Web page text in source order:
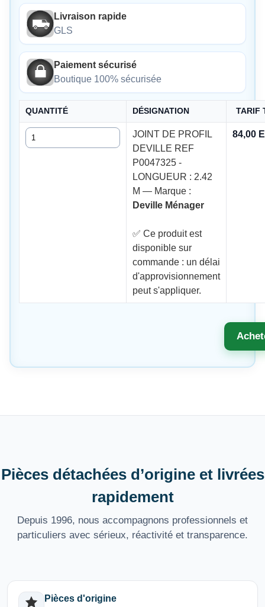
Livraison rapide
GLS
Paiement sécurisé
Boutique 100% sécurisée
QUANTITÉ DÉSIGNATION TARIF
Quantité
JOINT DE PROFIL
DEVILLE REF
P0047325 -
LONGUEUR : 2.42
M — Marque :
Deville Ménager
✅ Ce produit est
disponible sur
commande : un délai
d'approvisionnement
peut s'appliquer.
84,00
Pièces détachées d’origine et livrées
rapidement
Depuis 1996, nous accompagnons professionnels et
particuliers avec sérieux, réactivité et transparence.
Pièces d'origine